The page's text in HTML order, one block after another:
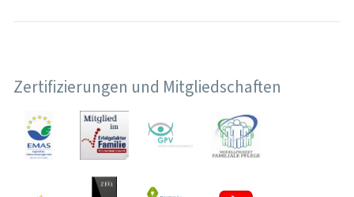
Zertifizierungen und Mitgliedschaften